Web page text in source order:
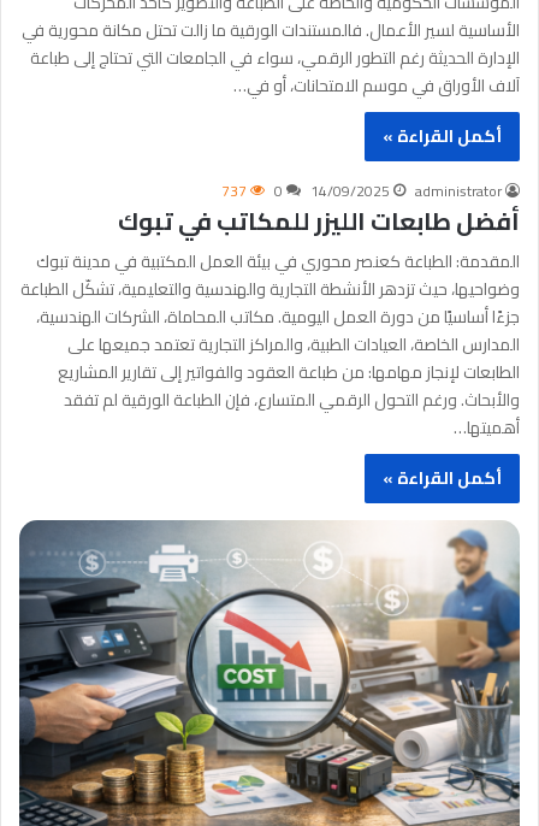
الأساسية لسير الأعمال. فالمستندات الورقية ما زالت تحتل مكانة محورية في
الإدارة الحديثة رغم التطور الرقمي، سواء في الجامعات التي تحتاج إلى طباعة
آلاف الأوراق في موسم الامتحانات، أو في…
أكمل القراءة »
administrator
14/09/2025
0
737
أفضل طابعات الليزر للمكاتب في تبوك
المقدمة: الطباعة كعنصر محوري في بيئة العمل المكتبية في مدينة تبوك
وضواحيها، حيث تزدهر الأنشطة التجارية والهندسية والتعليمية، تشكّل الطباعة
جزءًا أساسيًا من دورة العمل اليومية. مكاتب المحاماة، الشركات الهندسية،
المدارس الخاصة، العيادات الطبية، والمراكز التجارية تعتمد جميعها على
الطابعات لإنجاز مهامها: من طباعة العقود والفواتير إلى تقارير المشاريع
والأبحاث. ورغم التحول الرقمي المتسارع، فإن الطباعة الورقية لم تفقد
أهميتها…
أكمل القراءة »